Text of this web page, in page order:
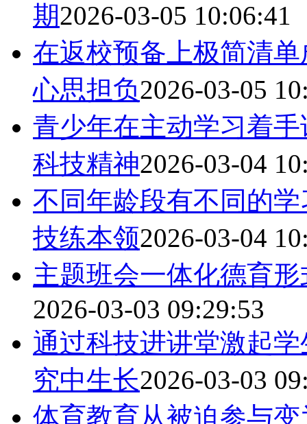
期2026-03-05 10:06:41
在返校预备上极简清
心思担负2026-03-05
青少年在主动学习着
科技精神2026-03-04
不同年龄段有不同的
技练本领2026-03-04
主题班会一体化德育
2026-03-03 09:29:53
通过科技进讲堂激起
究中生长2026-03-03
体育教育从被迫参与